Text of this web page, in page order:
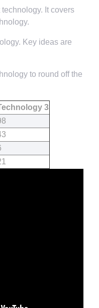
It covers
Key ideas are
to round off the
3